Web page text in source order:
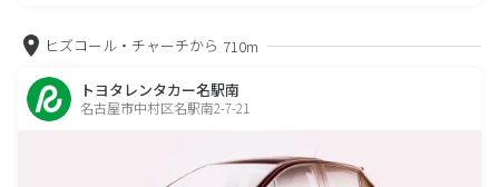
ヒズコール・チャーチから 710m
トヨタレンタカー名駅南
名古屋市中村区名駅南2-7-21